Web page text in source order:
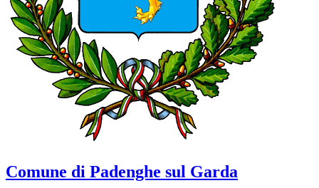
Comune di Padenghe sul Garda